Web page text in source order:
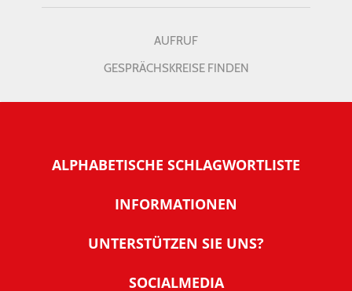
AUFRUF
GESPRÄCHSKREISE FINDEN
ALPHABETISCHE SCHLAGWORTLISTE
INFORMATIONEN
Warum NachDenkSeiten
Tipps zur Nutzung der NachDenkSeiten
UNTERSTÜTZEN SIE UNS?
SOCIALMEDIA